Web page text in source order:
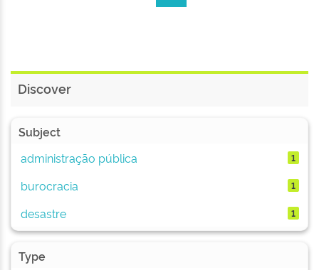
Discover
Subject
administração pública
1
burocracia 1
desastre 1
Type